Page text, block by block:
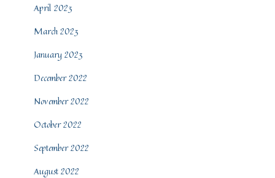
April 2023
March 2023
January 2023
December 2022
November 2022
October 2022
September 2022
August 2022